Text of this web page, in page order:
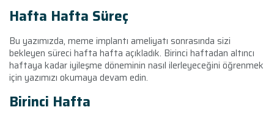
Hafta Hafta Süreç
Bu yazımızda, meme implantı ameliyatı sonrasında sizi
bekleyen süreci hafta hafta açıkladık. Birinci haftadan altıncı
haftaya kadar iyileşme döneminin nasıl ilerleyeceğini öğrenmek
için yazımızı okumaya devam edin.
Birinci Hafta